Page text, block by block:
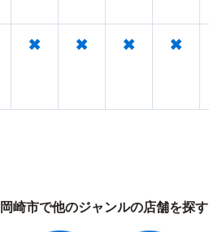
× × × ×
岡崎市で他のジャンルの店舗を探す